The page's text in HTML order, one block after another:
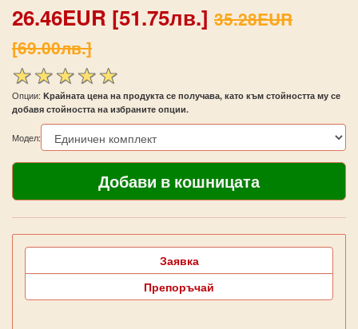
26.46EUR [51.75лв.] 35.28EUR
[69.00лв.]
Опции: Kрайната цена на продукта се получава, като към стойността му се
добавя стойността на избраните опции.
Модел:
Заявка
Препоръчай